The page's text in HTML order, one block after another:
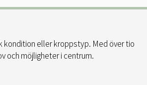
kondition eller kroppstyp. Med över tio
och möjligheter i centrum.